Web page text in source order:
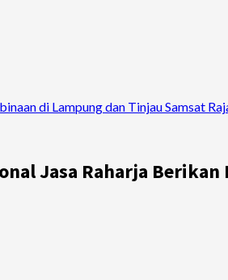
di Lampung dan Tinjau Samsat
Jasa Raharja Berikan